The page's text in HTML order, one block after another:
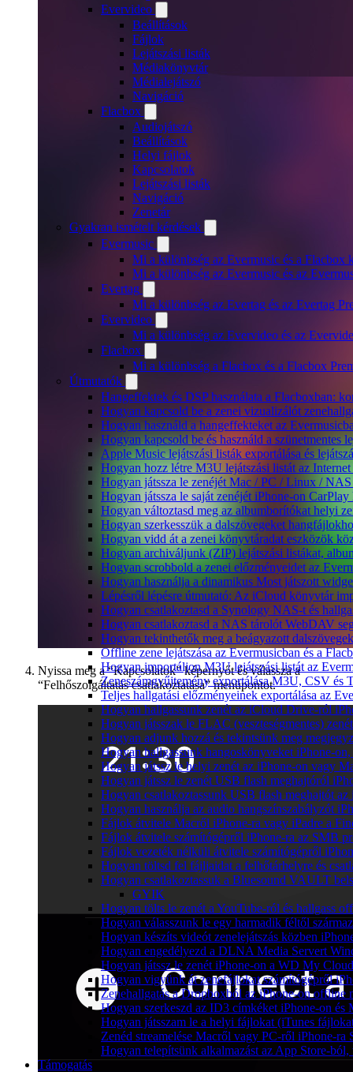
Evervideo
Beállítások
Fájlok
Lejátszási listák
Médiakönyvtár
Médialejátszó
Navigáció
Flacbox
Audiojátszó
Beállítások
Helyi fájlok
Kapcsolatok
Lejátszási listák
Navigáció
Zenetár
Gyakran ismételt kérdések
Evermusic
Mi a különbség az Evermusic és a Flacbox
Mi a különbség az Evermusic és az
Evertag
Mi a különbség az Evertag és az Evertag
Evervideo
Mi a különbség az Evervideo és az
Flacbox
Mi a különbség a Flacbox és a Flacbox
Útmutatók
Hangeffektek és DSP használata a Flacboxban:
Hogyan kapcsold be a zenei vizualizálót
Hogyan használd a hangeffekteket az
Hogyan kapcsold be és használd a szünetmentes
Apple Music lejátszási listák exportálása és
Hogyan hozz létre M3U lejátszási listát az
Hogyan játssza le zenéjét Mac / PC / Linux /
Hogyan játssza le saját zenéjét iPhone-on CarPlay
Hogyan változtasd meg az albumborítókat helyi
Hogyan szerkesszük a dalszövegeket
Hogyan vidd át a zenei könyvtáradat eszközök
Hogyan archiváljunk (ZIP) lejátszási listákat,
Hogyan scrobbold a zenei előzményeidet az
Hogyan használja a dinamikus Most játszott
Lépésről lépésre útmutató: Az iCloud könyvtár
Hogyan csatlakoztasd a Synology NAS-t és
Hogyan csatlakoztasd a NAS tárolót WebDAV
Hogyan tekinthetők meg a beágyazott
Offline zene lejátszása az Evermusicban és a
Hogyan importáljon M3U lejátszási listát az
Zeneszámgyűjtemény exportálása M3U, CSV és
Teljes hallgatási előzményeinek exportálása az
Hogyan hallgassunk zenét az iCloud Drive-ról
Hogyan játsszak le FLAC (veszteségmentes)
Hogyan adjunk hozzá és tekintsünk meg
Hogyan hallgassunk hangoskönyveket iPhone-
Hogyan játssz le helyi zenét az iPhone-on vagy
Hogyan játssz le zenét USB flash meghajtóról
Hogyan csatlakoztassunk USB flash meghajtót
Hogyan használja az audio hangszínszabályzót
Fájlok átvitele Macről iPhone-ra vagy iPadre a
Fájlok átvitele számítógépről iPhone-ra az SMB
Fájlok vezeték nélküli átvitele számítógépről
Hogyan töltsd fel fájljaidat a felhőtárhelyre és
Hogyan csatlakoztassuk a Bluesound VAULT
GYIK
Hogyan tölts le zenét a YouTube-ról és hallgass
Hogyan válasszunk le egy harmadik féltől
Hogyan készíts videót zenelejátszás közben
Hogyan engedélyezd a DLNA Media Servert
Hogyan játssz le zenét iPhone-on a WD My
Hogyan vigyünk át zenefájlokat számítógépről
Zenehallgatás a Dropboxból az iPhone-on offline
Hogyan szerkeszd az ID3 címkéket iPhone-on és
Hogyan játsszam le a helyi fájlokat (iTunes
Zenéd streamelése Macről vagy PC-ről iPhone-ra
Hogyan telepítsünk alkalmazást az App Store-
Támogatás
Nyissa meg a “Kapcsolatok” képernyőt és válassza a
“Felhőszolgáltatás csatlakoztatása” menüpontot.